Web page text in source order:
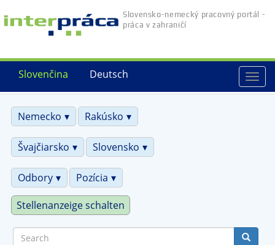
Skip
to
Deutsch
Slovenčina
Slovensko-nemecký pracovný portál -
práca v zahraničí
Nemecko
Rakúsko
Švajčiarsko Slovensko
Odbory Pozícia
Stellenanzeige schalten